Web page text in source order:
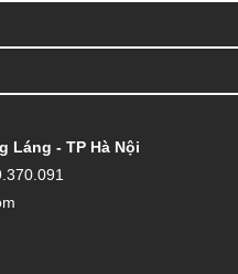
Láng - TP Hà Nội